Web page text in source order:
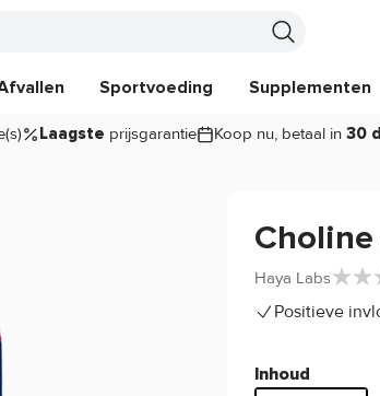
Sportvoeding Supplementen
Laagste prijsgarantie Koop nu, betaal in 30
Haya Labs
Positieve
Inhoud